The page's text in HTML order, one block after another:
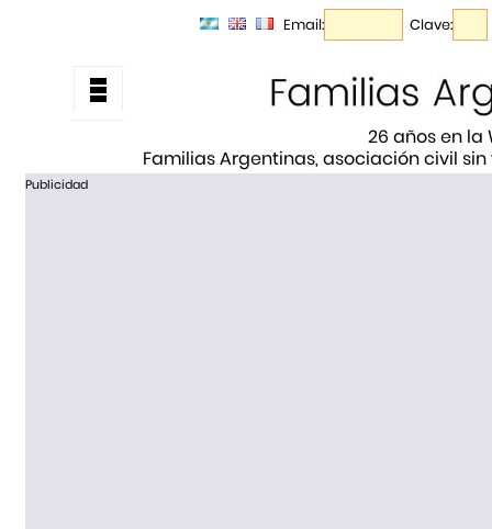
Email: Clave:
26 años en la
Familias Argentinas, asociación civil
Publicidad